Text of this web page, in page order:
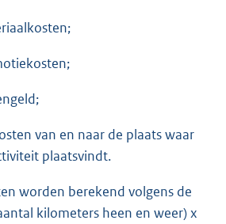
van en naar de plaats waar
plaatsvindt.
worden berekend volgens de
kilometers heen en weer) x